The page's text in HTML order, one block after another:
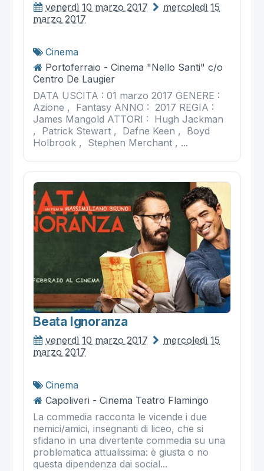
venerdì 10 marzo 2017
mercoledì 15
marzo 2017
Cinema
Portoferraio - Cinema "Nello Santi" c/o
Centro De Laugier
DATA USCITA : 01 marzo 2017 GENERE :
Azione , Fantasy ANNO : 2017 REGIA :
James Mangold ATTORI : Hugh Jackman
, Patrick Stewart , Dafne Keen , Boyd
Holbrook , Stephen Merchant , ...
Beata Ignoranza
venerdì 10 marzo 2017
mercoledì 15
marzo 2017
Cinema
Capoliveri - Cinema Teatro Flamingo
La commedia racconta le vicende i due
nemici/amici, insegnanti di liceo, che si
sfidano in una divertente commedia su una
problematica attualissima: è giusta o no
questa dipendenza dai social...